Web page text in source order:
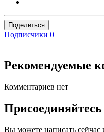
Поделиться
Подписчики 0
Рекомендуемые
Комментариев нет
Вы можете написать сейчас